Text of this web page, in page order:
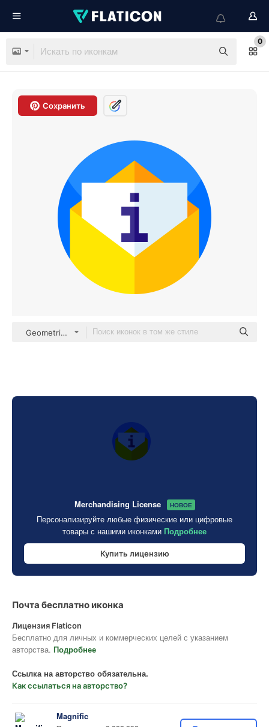
0
Сохранить
Geometric Flat Circular Flat
Merchandising License НОВОЕ
Персонализируйте любые физические или цифровые
товары с нашими иконками Подробнее
Купить лицензию
Почта бесплатно иконка
Лицензия Flaticon
Бесплатно для личных и коммерческих целей с указанием
авторства. Подробнее
Ссылка на авторство обязательна.
Как ссылаться на авторство?
Magnific